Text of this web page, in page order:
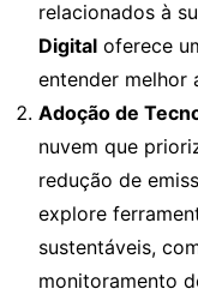
relacionados à
Digital oferece
entender melhor
Adoção de
nuvem que
redução de
explore
sustentáveis,
monitoramento